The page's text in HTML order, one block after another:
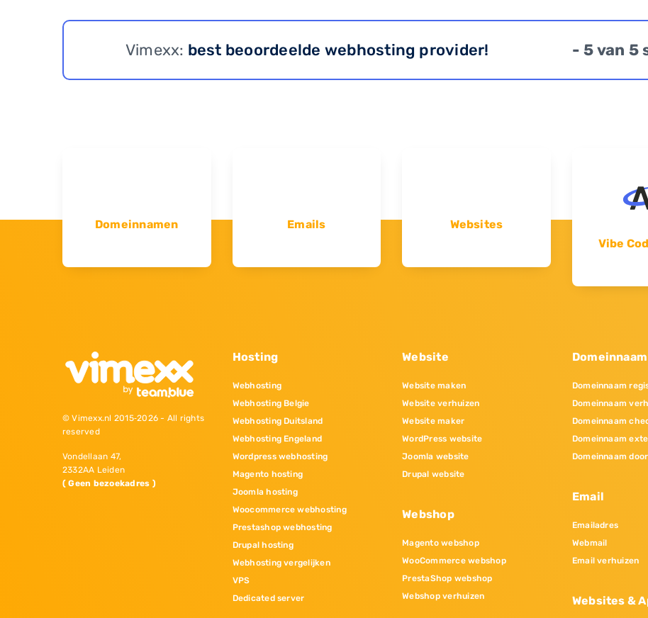
Vimexx: best beoordeelde webhosting provider! - 5 van 5
Domeinnamen Emails
Websites
Vibe
© Vimexx.nl 2015‐2026 - All rights
reserved
Vondellaan 47,
2332AA Leiden
( Geen bezoekadres )
Hosting
Webhosting
Webhosting Belgie
Webhosting Duitsland
Webhosting Engeland
Wordpress webhosting
Magento hosting
Joomla hosting
Woocommerce webhosting
Prestashop webhosting
Drupal hosting
Webhosting vergelijken
VPS
Dedicated server
Website
Website maken
Website verhuizen
Website maker
WordPress website
Joomla website
Drupal website
Webshop
Magento webshop
WooCommerce webshop
PrestaShop webshop
Webshop verhuizen
Domeinnaam
Domeinnaam
Domeinnaam
Domeinnaam
Domeinnaam
Domeinnaam
Email
Emailadres
Webmail
Email verhuizen
Websites &